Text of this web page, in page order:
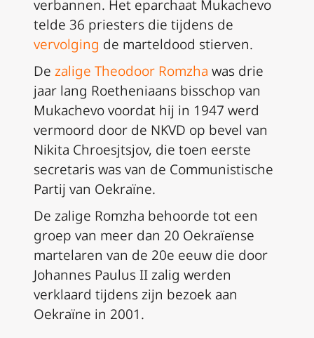
verbannen. Het eparchaat Mukachevo
telde 36 priesters die tijdens de
vervolging de marteldood stierven.
De zalige Theodoor Romzha was drie
jaar lang Roetheniaans bisschop van
Mukachevo voordat hij in 1947 werd
vermoord door de NKVD op bevel van
Nikita Chroesjtsjov, die toen eerste
secretaris was van de Communistische
Partij van Oekraïne.
De zalige Romzha behoorde tot een
groep van meer dan 20 Oekraïense
martelaren van de 20e eeuw die door
Johannes Paulus II zalig werden
verklaard tijdens zijn bezoek aan
Oekraïne in 2001.